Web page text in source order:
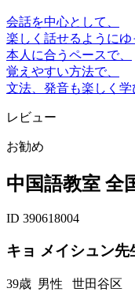
会話を中心として、
楽しく話せるようにゆ
本人に合うペースで、
覚えやすい方法で、
文法、発音も楽しく学
レビュー
お勧め
中国語教室 全
ID 390618004
キョ メイシュン先
39歳 男性 世田谷区